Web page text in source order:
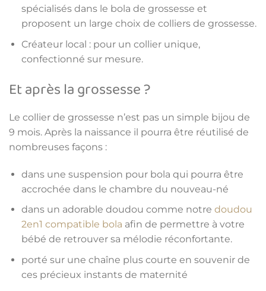
spécialisés dans le bola de grossesse et
proposent un large choix de colliers de grossesse.
Créateur local : pour un collier unique,
confectionné sur mesure.
Et après la grossesse ?
Le collier de grossesse n’est pas un simple bijou de
9 mois. Après la naissance il pourra être réutilisé de
nombreuses façons :
dans une suspension pour bola qui pourra être
accrochée dans le chambre du nouveau-né
dans un adorable doudou comme notre doudou
2en1 compatible bola afin de permettre à votre
bébé de retrouver sa mélodie réconfortante.
porté sur une chaîne plus courte en souvenir de
ces précieux instants de maternité